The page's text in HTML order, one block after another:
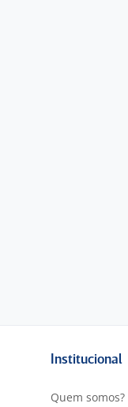
Institucional
Quem somos?